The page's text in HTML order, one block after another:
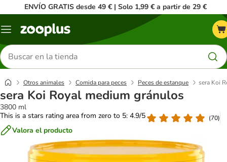
ENVÍO GRATIS desde 49 € | Solo 1,99 € a partir de 29 €
Menú
Buscar
productos
Otros animales Comida para peces Peces de estanque sera Koi
sera Koi Royal medium gránulos
3800 ml
This is a stars rating area from zero to 5: 4.9/5
(70)
Valora el producto